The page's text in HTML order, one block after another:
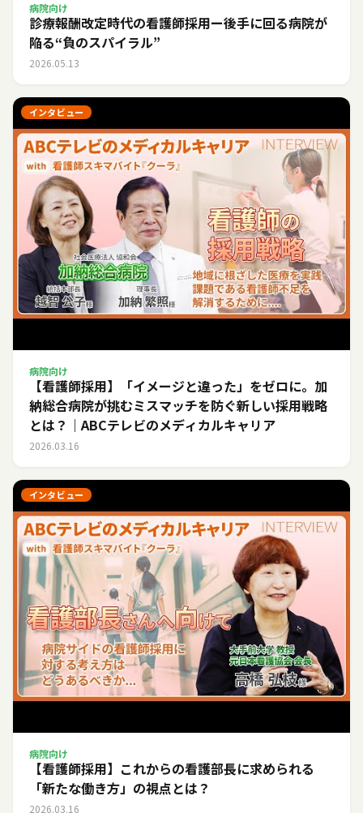
病院向け
診療報酬改定時代の看護師採用ー後手に回る病院が
陥る“負のスパイラル”
2026.05.13
インタビュー
病院向け
【看護師採用】「イメージと違った」をゼロに。加
納総合病院が挑むミスマッチを防ぐ新しい採用戦略
とは？｜ABCテレビのメディカルキャリア
2026.03.16
インタビュー
病院向け
【看護師採用】これからの看護部長に求められる
「新たな働き方」の視点とは？
2026.03.16